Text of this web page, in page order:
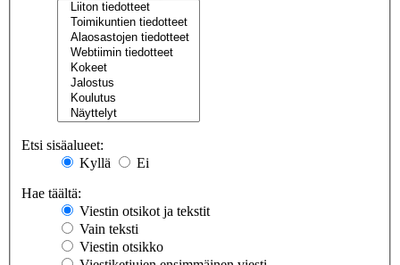
Etsi sisäalueet:
Kyllä
Ei
Hae täältä:
Viestin otsikot ja tekstit
Vain teksti
Viestin otsikko